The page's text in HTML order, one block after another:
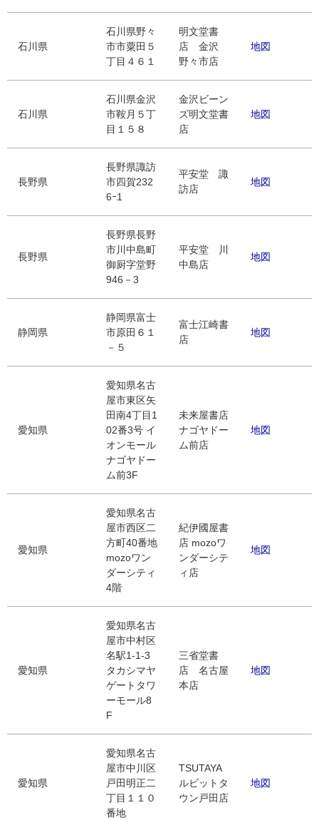
石川県
石川県野々
市市粟田５
丁目４６１
明文堂書
店 金沢
野々市店
地図
石川県
石川県金沢
市鞍月５丁
目１５８
金沢ビーン
ズ明文堂書
店
地図
長野県
長野県諏訪
市四賀232
6ｰ1
平安堂 諏
訪店
地図
長野県
長野県長野
市川中島町
御厨字堂野
946－3
平安堂 川
中島店
地図
静岡県
静岡県富士
市原田６１
－５
富士江崎書
店
地図
愛知県
愛知県名古
屋市東区矢
田南4丁目1
02番3号 イ
オンモール
ナゴヤドー
ム前3F
未来屋書店
ナゴヤドー
ム前店
地図
愛知県
愛知県名古
屋市西区二
方町40番地
mozoワン
ダーシティ
4階
紀伊國屋書
店 mozoワ
ンダーシテ
ィ店
地図
愛知県
愛知県名古
屋市中村区
名駅1-1-3
タカシマヤ
ゲートタワ
ーモール8
F
三省堂書
店 名古屋
本店
地図
愛知県
愛知県名古
屋市中川区
戸田明正二
丁目１１０
番地
TSUTAYA
ルビットタ
ウン戸田店
地図